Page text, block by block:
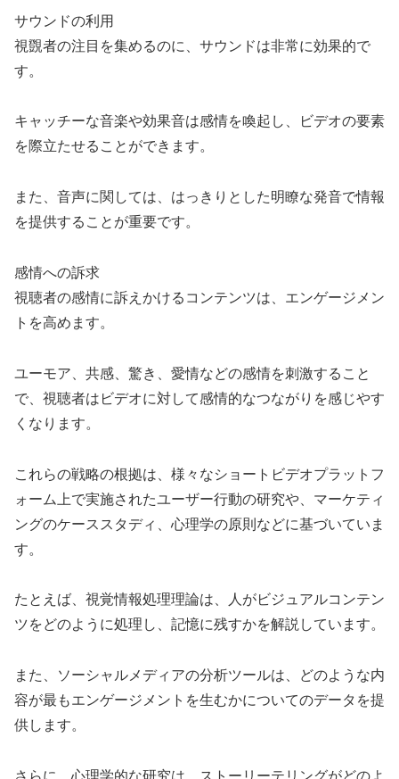
サウンドの利用
視覴者の注目を集めるのに、サウンドは非常に効果的で
す。
キャッチーな音楽や効果音は感情を喚起し、ビデオの要素
を際立たせることができます。
また、音声に関しては、はっきりとした明瞭な発音で情報
を提供することが重要です。
感情への訴求
視聴者の感情に訴えかけるコンテンツは、エンゲージメン
トを高めます。
ユーモア、共感、驚き、愛情などの感情を刺激すること
で、視聴者はビデオに対して感情的なつながりを感じやす
くなります。
これらの戦略の根拠は、様々なショートビデオプラットフ
ォーム上で実施されたユーザー行動の研究や、マーケティ
ングのケーススタディ、心理学の原則などに基づいていま
す。
たとえば、視覚情報処理理論は、人がビジュアルコンテン
ツをどのように処理し、記憶に残すかを解説しています。
また、ソーシャルメディアの分析ツールは、どのような内
容が最もエンゲージメントを生むかについてのデータを提
供します。
さらに、心理学的な研究は、ストーリーテリングがどのよ